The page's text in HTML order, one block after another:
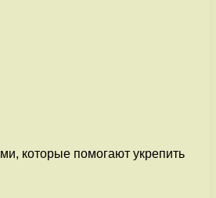
которые помогают укрепить